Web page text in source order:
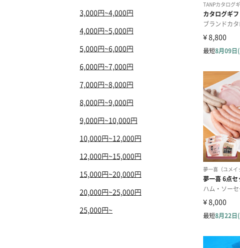
3,000円~4,000円
4,000円~5,000円
5,000円~6,000円
6,000円~7,000円
7,000円~8,000円
8,000円~9,000円
9,000円~10,000円
10,000円~12,000円
12,000円~15,000円
15,000円~20,000円
20,000円~25,000円
25,000円~